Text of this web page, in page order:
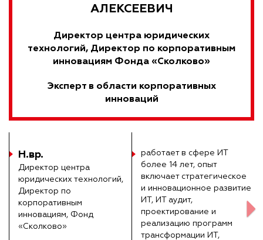
АЛЕКСЕЕВИЧ
Директор центра юридических
технологий, Директор по корпоративным
инновациям Фонда «Сколково»
Эксперт в области корпоративных
инноваций
Н.вр.
Директор центра
юридических технологий,
Директор по
корпоративным
инновациям, Фонд
«Сколково»
работает в сфере ИТ
более 14 лет, опыт
включает стратегическое
и инновационное развитие
ИТ, ИТ аудит,
проектирование и
реализацию программ
трансформации ИТ,